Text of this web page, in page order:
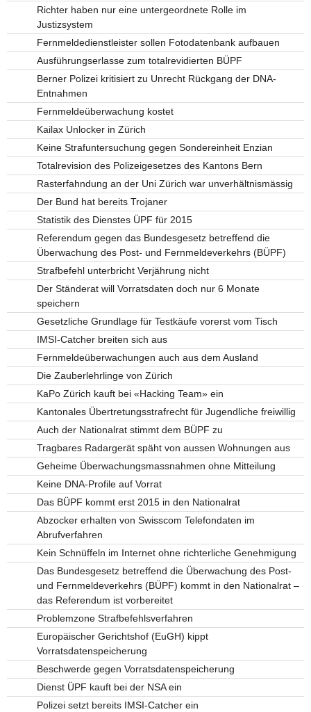
Richter haben nur eine untergeordnete Rolle im
Justizsystem
Fernmeldedienstleister sollen Fotodatenbank aufbauen
Ausführungserlasse zum totalrevidierten BÜPF
Berner Polizei kritisiert zu Unrecht Rückgang der DNA-
Entnahmen
Fernmeldeüberwachung kostet
Kailax Unlocker in Zürich
Keine Strafuntersuchung gegen Sondereinheit Enzian
Totalrevision des Polizeigesetzes des Kantons Bern
Rasterfahndung an der Uni Zürich war unverhältnismässig
Der Bund hat bereits Trojaner
Statistik des Dienstes ÜPF für 2015
Referendum gegen das Bundesgesetz betreffend die
Überwachung des Post- und Fernmeldeverkehrs (BÜPF)
Strafbefehl unterbricht Verjährung nicht
Der Ständerat will Vorratsdaten doch nur 6 Monate
speichern
Gesetzliche Grundlage für Testkäufe vorerst vom Tisch
IMSI-Catcher breiten sich aus
Fernmeldeüberwachungen auch aus dem Ausland
Die Zauberlehrlinge von Zürich
KaPo Zürich kauft bei «Hacking Team» ein
Kantonales Übertretungsstrafrecht für Jugendliche freiwillig
Auch der Nationalrat stimmt dem BÜPF zu
Tragbares Radargerät späht von aussen Wohnungen aus
Geheime Überwachungsmassnahmen ohne Mitteilung
Keine DNA-Profile auf Vorrat
Das BÜPF kommt erst 2015 in den Nationalrat
Abzocker erhalten von Swisscom Telefondaten im
Abrufverfahren
Kein Schnüffeln im Internet ohne richterliche Genehmigung
Das Bundesgesetz betreffend die Überwachung des Post-
und Fernmeldeverkehrs (BÜPF) kommt in den Nationalrat –
das Referendum ist vorbereitet
Problemzone Strafbefehlsverfahren
Europäischer Gerichtshof (EuGH) kippt
Vorratsdatenspeicherung
Beschwerde gegen Vorratsdatenspeicherung
Dienst ÜPF kauft bei der NSA ein
Polizei setzt bereits IMSI-Catcher ein